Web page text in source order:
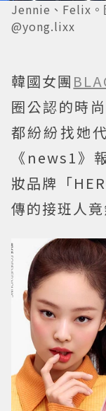
Jennie、Felix
@yong.lixx
韓國女團
圈公認的時
都紛紛找她
《news1》
妝品牌「
傳的接班人